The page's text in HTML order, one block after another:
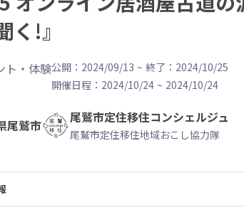
く!』
ト・体験公開：2024/09/13 ~ 終了：2024/10/25
開催日程： 2024/10/24 ~ 2024/10/24
尾鷲市 尾鷲市定住移住コンシェルジュ
尾鷲市定住移住地域おこし協力隊